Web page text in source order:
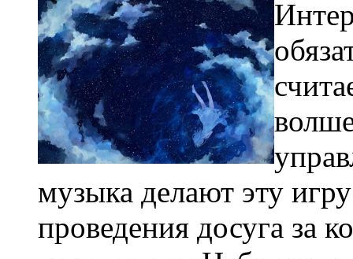
музыка делают эту
проведения досуга за